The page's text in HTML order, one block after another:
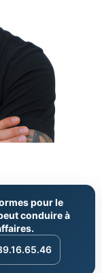
pour le
conduire à